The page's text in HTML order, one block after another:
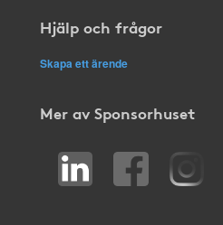
Hjälp och frågor
Skapa ett ärende
Mer av Sponsorhuset